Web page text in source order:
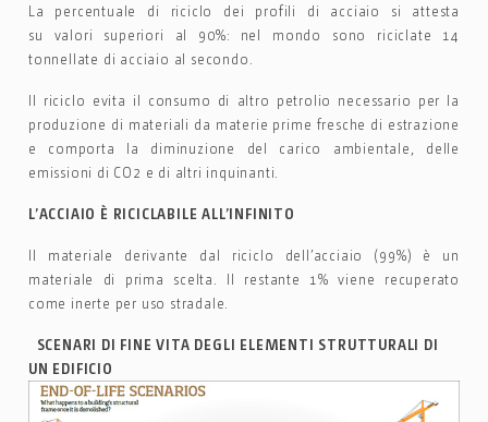
La percentuale di riciclo dei profili di acciaio si attesta
su valori superiori al 90%: nel mondo sono riciclate 14
tonnellate di acciaio al secondo.
Il riciclo evita il consumo di altro petrolio necessario per la
produzione di materiali da materie prime fresche di estrazione
e comporta la diminuzione del carico ambientale, delle
emissioni di CO2 e di altri inquinanti.
L’ACCIAIO È RICICLABILE ALL’INFINITO
Il materiale derivante dal riciclo dell’acciaio (99%) è un
materiale di prima scelta. Il restante 1% viene recuperato
come inerte per uso stradale.
SCENARI DI FINE VITA DEGLI ELEMENTI STRUTTURALI DI
UN EDIFICIO